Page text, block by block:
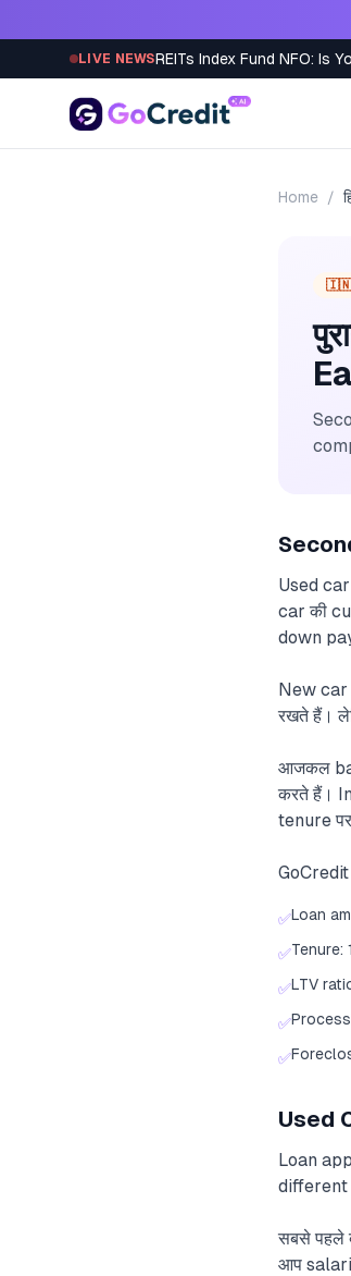
LIVE NEWSREITs Index Fund NFO: Is
Home /
🇮🇳
Used
car की
down
New car
रखते हैं।
आजकल
करते हैं।
tenure
✅Loan
✅Tenure:
✅LTV
✅
✅
Used
Loan
different
सबसे पहले
आप